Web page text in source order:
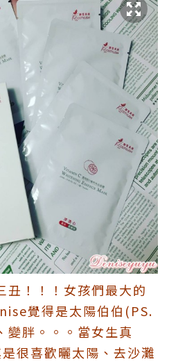
丑！！！女孩們最大的
覺得是太陽伯伯(PS.
變胖。。。當女生真
很喜歡曬太陽、去沙灘